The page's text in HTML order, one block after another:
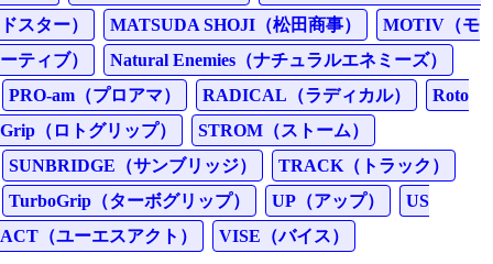
ドスター）
MATSUDA SHOJI（松田商事）
MOTIV（モ
ーティブ）
Natural Enemies（ナチュラルエネミーズ）
PRO-am（プロアマ）
RADICAL（ラディカル）
Roto
Grip（ロトグリップ）
STROM（ストーム）
SUNBRIDGE（サンブリッジ）
TRACK（トラック）
TurboGrip（ターボグリップ）
UP（アップ）
US
ACT（ユーエスアクト）
VISE（バイス）